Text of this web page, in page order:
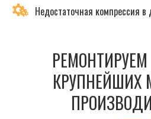
Недостаточная компрессия в
КРУПНЕЙШИХ